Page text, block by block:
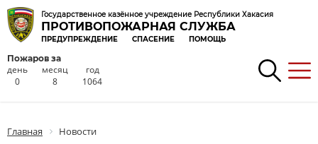
Государственное казённое учреждение Республики Хакасия
ПРОТИВОПОЖАРНАЯ СЛУЖБА
ПРЕДУПРЕЖДЕНИЕ СПАСЕНИЕ ПОМОЩЬ
Пожаров за
день
0
месяц
8
год
1064
Главная Новости